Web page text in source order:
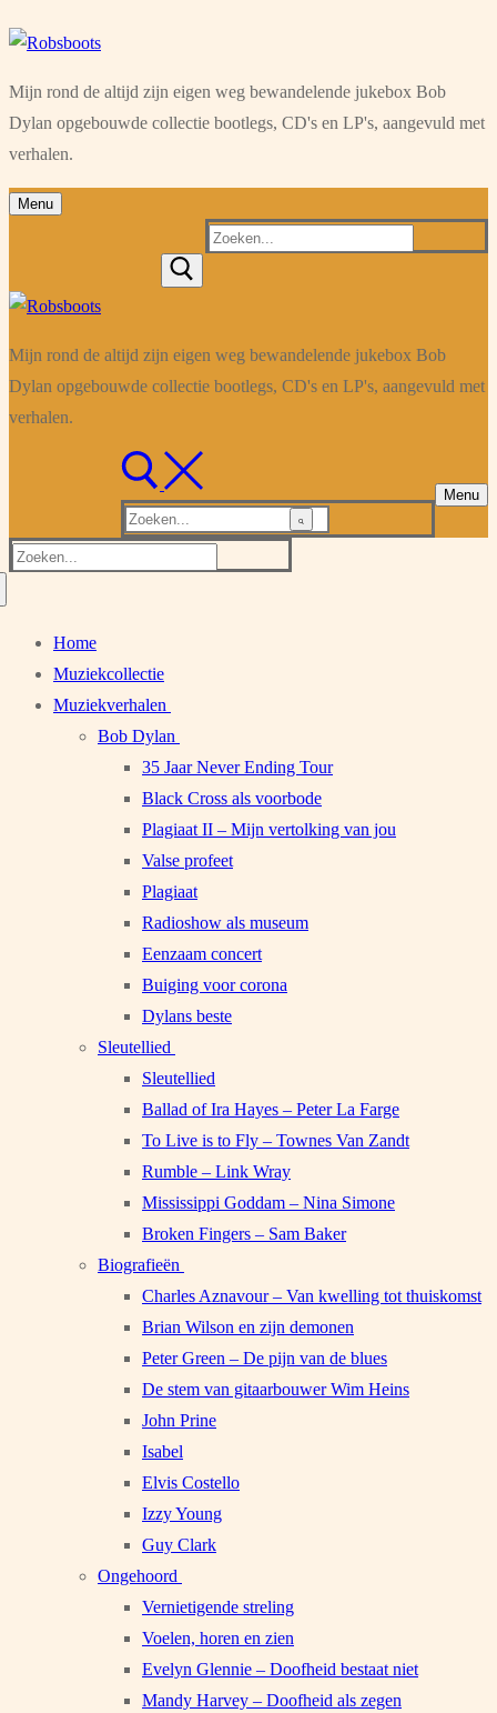
Ga
de
inhoud
Menu
Sluiten
Mijn rond de altijd zijn eigen weg bewandelende jukebox Bob
Dylan opgebouwde collectie bootlegs, CD's en LP's, aangevuld met
verhalen.
Menu
Zoeken
Mijn rond de altijd zijn eigen weg bewandelende jukebox Bob
Dylan opgebouwde collectie bootlegs, CD's en LP's, aangevuld met
verhalen.
Zoeken
naar:
Menu
Zoeken
Home
Muziekcollectie
Muziekverhalen
Bob Dylan
35 Jaar Never Ending Tour
Black Cross als voorbode
Plagiaat II – Mijn vertolking van jou
Valse profeet
Plagiaat
Radioshow als museum
Eenzaam concert
Buiging voor corona
Dylans beste
Sleutellied
Sleutellied
Ballad of Ira Hayes – Peter La Farge
To Live is to Fly – Townes Van Zandt
Rumble – Link Wray
Mississippi Goddam – Nina Simone
Broken Fingers – Sam Baker
Biografieën
Charles Aznavour – Van kwelling tot thuiskomst
Brian Wilson en zijn demonen
Peter Green – De pijn van de blues
De stem van gitaarbouwer Wim Heins
John Prine
Isabel
Elvis Costello
Izzy Young
Guy Clark
Ongehoord
Vernietigende streling
Voelen, horen en zien
Evelyn Glennie – Doofheid bestaat niet
Mandy Harvey – Doofheid als zegen